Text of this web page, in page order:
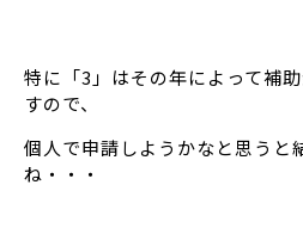
特に「3」はその年によって補
すので、
個人で申請しようかなと思うと
ね・・・